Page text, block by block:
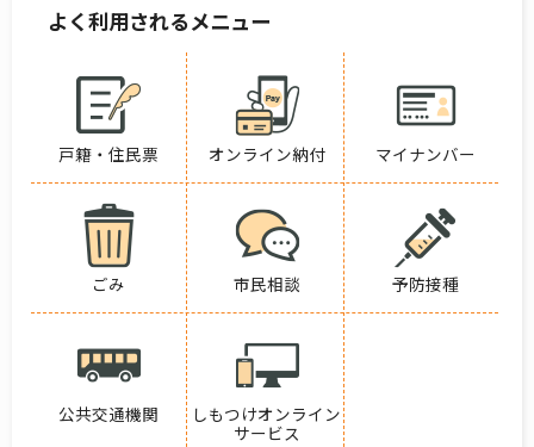
よく利用されるメニュー
戸籍・住民票 オンライン納付 マイナンバー
ごみ 市民相談 予防接種
公共交通機関
しもつけオンライン
サービス